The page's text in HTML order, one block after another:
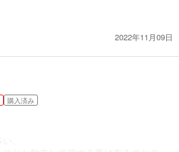
2022年11月09日
購入済み